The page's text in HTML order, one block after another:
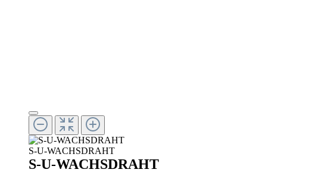
S-U-WACHSDRAHT
S-U-WACHSDRAHT